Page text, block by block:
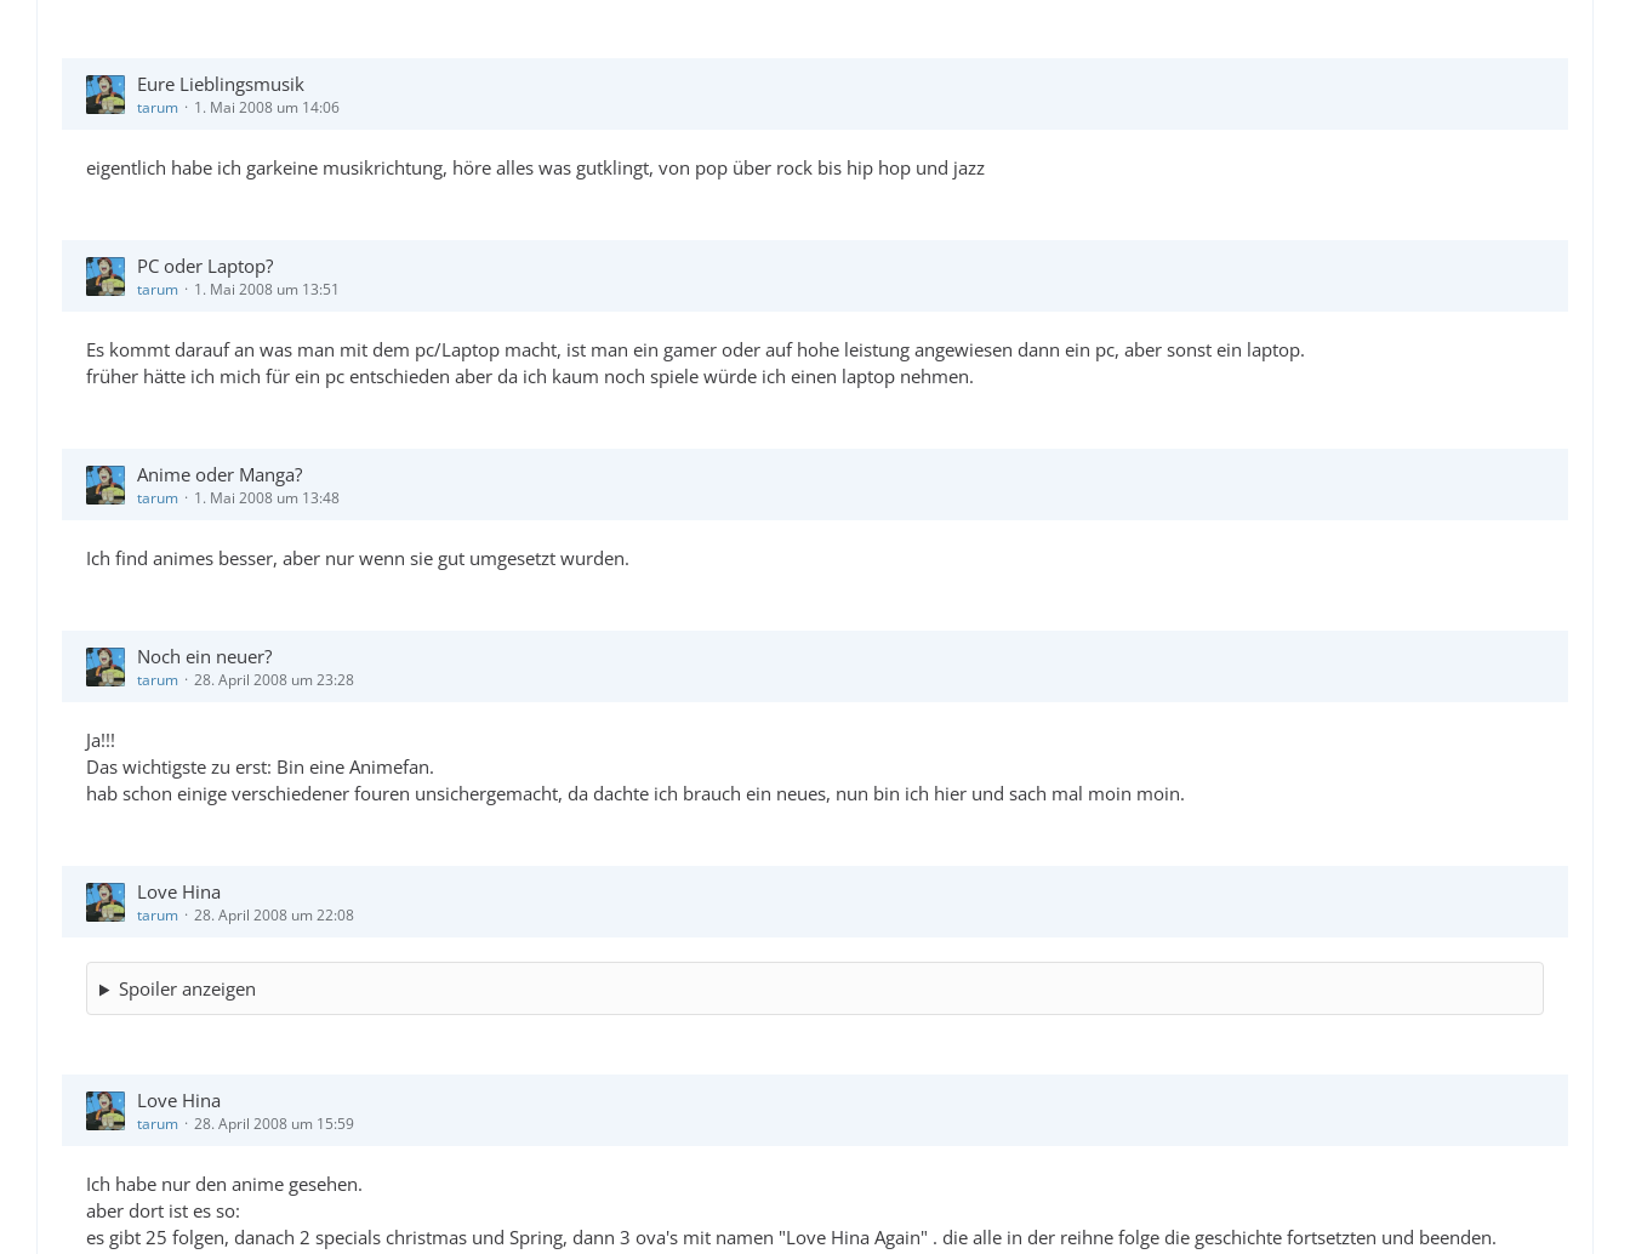
Eure Lieblingsmusik
tarum 1. Mai 2008 um 14:06
eigentlich habe ich garkeine musikrichtung, höre alles was gutklingt, von pop über rock bis hip hop und jazz
PC oder Laptop?
tarum 1. Mai 2008 um 13:51
Es kommt darauf an was man mit dem pc/Laptop macht, ist man ein gamer oder auf hohe leistung angewiesen dann ein pc, aber sonst ein laptop.
früher hätte ich mich für ein pc entschieden aber da ich kaum noch spiele würde ich einen laptop nehmen.
Anime oder Manga?
tarum 1. Mai 2008 um 13:48
Ich find animes besser, aber nur wenn sie gut umgesetzt wurden.
Noch ein neuer?
tarum 28. April 2008 um 23:28
Ja!!!
Das wichtigste zu erst: Bin eine Animefan.
hab schon einige verschiedener fouren unsichergemacht, da dachte ich brauch ein neues, nun bin ich hier und sach mal moin moin.
Love Hina
tarum 28. April 2008 um 22:08
Spoiler anzeigen
Love Hina
tarum 28. April 2008 um 15:59
Ich habe nur den anime gesehen.
aber dort ist es so:
es gibt 25 folgen, danach 2 specials christmas und Spring, dann 3 ova's mit namen "Love Hina Again" . die alle in der reihne folge die geschichte fortsetzten und beenden.